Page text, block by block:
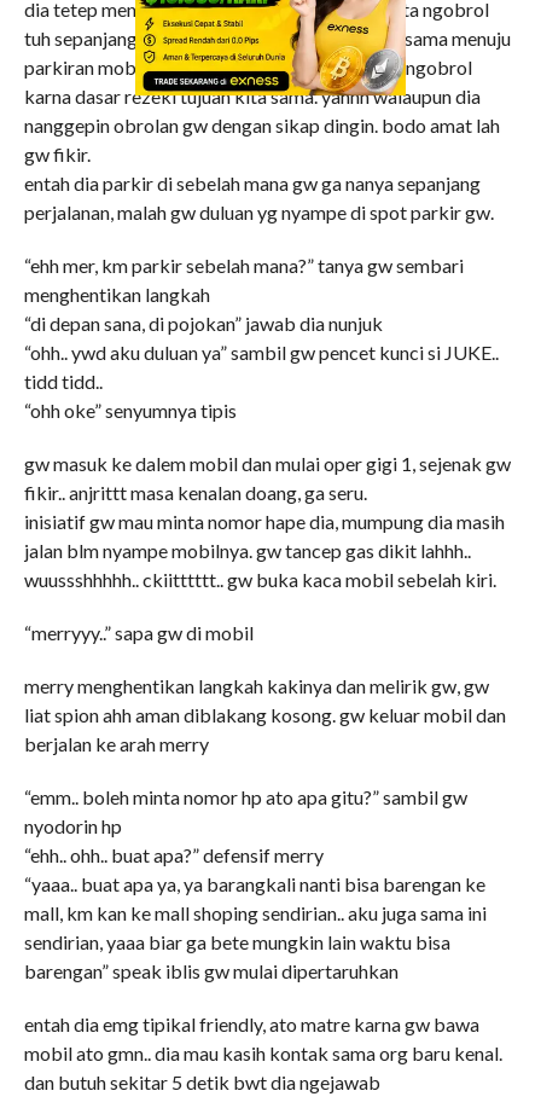
dia tetep menyanggah obrolan gw, akhirnya kita ngobrol
tuh sepanjang perjalanan, dan ternyata dia pun sama menuju
parkiran mobil, yaudah makin panjang tuh kita ngobrol
karna dasar rezeki tujuan kita sama. yahhh walaupun dia
nanggepin obrolan gw dengan sikap dingin. bodo amat lah
gw fikir.
entah dia parkir di sebelah mana gw ga nanya sepanjang
perjalanan, malah gw duluan yg nyampe di spot parkir gw.
“ehh mer, km parkir sebelah mana?” tanya gw sembari
menghentikan langkah
“di depan sana, di pojokan” jawab dia nunjuk
“ohh.. ywd aku duluan ya” sambil gw pencet kunci si JUKE..
tidd tidd..
“ohh oke” senyumnya tipis
gw masuk ke dalem mobil dan mulai oper gigi 1, sejenak gw
fikir.. anjrittt masa kenalan doang, ga seru.
inisiatif gw mau minta nomor hape dia, mumpung dia masih
jalan blm nyampe mobilnya. gw tancep gas dikit lahhh..
wuussshhhhh.. ckiitttttt.. gw buka kaca mobil sebelah kiri.
“merryyy..” sapa gw di mobil
merry menghentikan langkah kakinya dan melirik gw, gw
liat spion ahh aman diblakang kosong. gw keluar mobil dan
berjalan ke arah merry
“emm.. boleh minta nomor hp ato apa gitu?” sambil gw
nyodorin hp
“ehh.. ohh.. buat apa?” defensif merry
“yaaa.. buat apa ya, ya barangkali nanti bisa barengan ke
mall, km kan ke mall shoping sendirian.. aku juga sama ini
sendirian, yaaa biar ga bete mungkin lain waktu bisa
barengan” speak iblis gw mulai dipertaruhkan
entah dia emg tipikal friendly, ato matre karna gw bawa
mobil ato gmn.. dia mau kasih kontak sama org baru kenal.
dan butuh sekitar 5 detik bwt dia ngejawab